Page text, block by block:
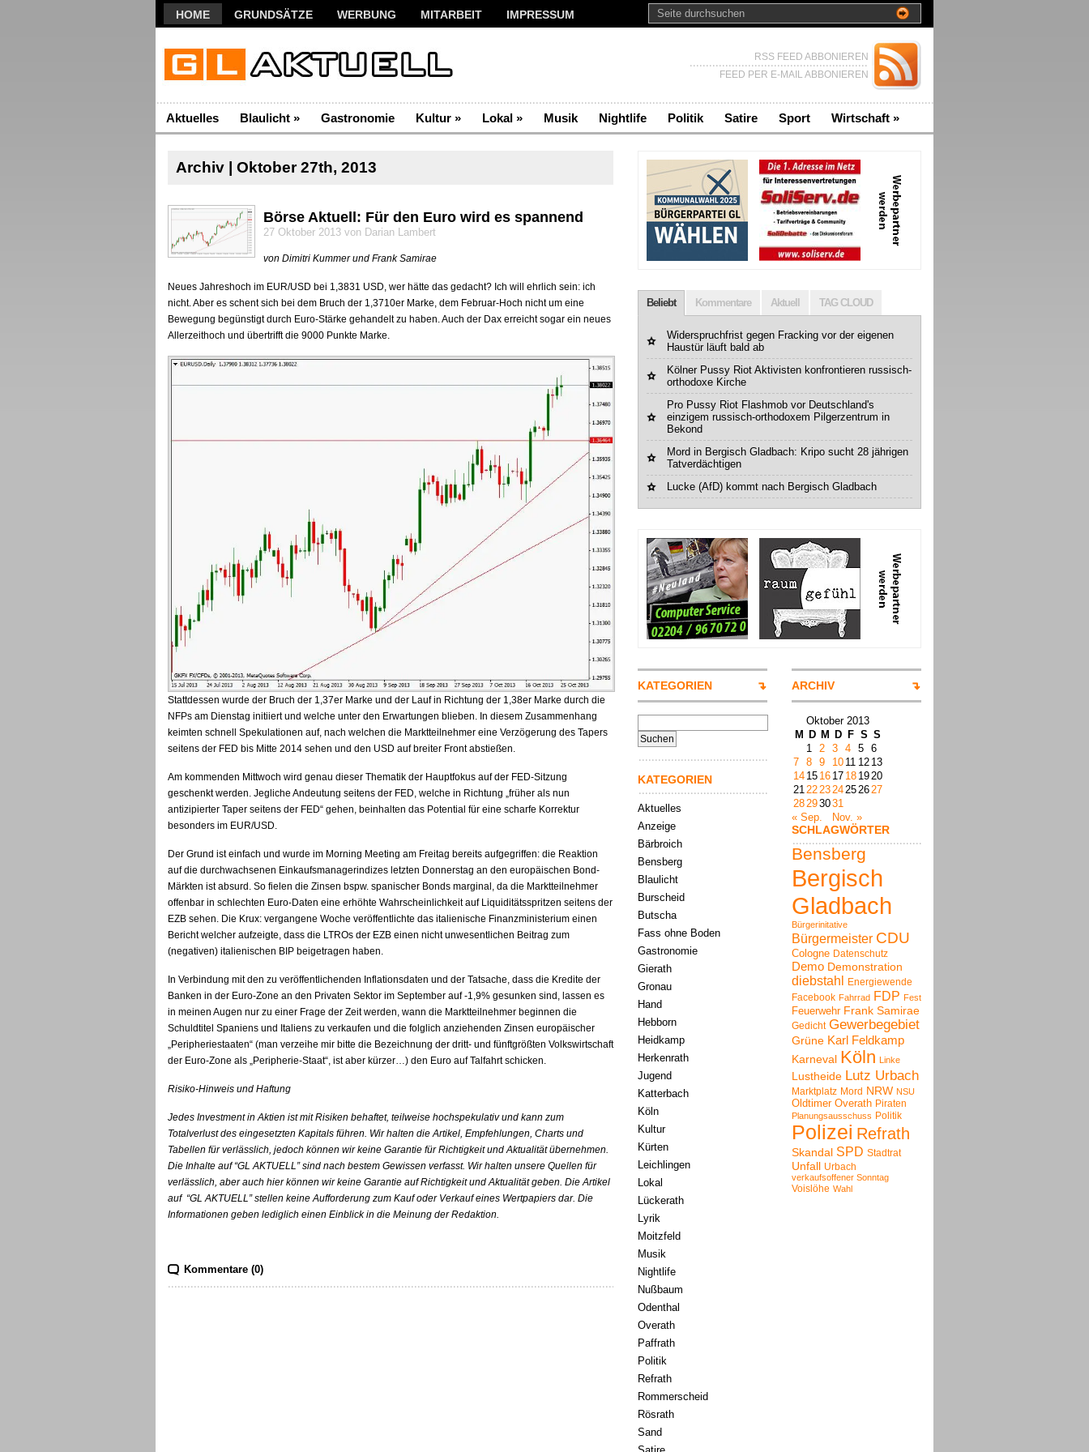
HOME GRUNDSÄTZE WERBUNG MITARBEIT IMPRESSUM
RSS FEED ABBONIEREN
FEED PER E-MAIL ABBONIEREN
Aktuelles Blaulicht » Gastronomie Kultur » Lokal » Musik Nightlife Politik Satire Sport Wirtschaft »
Archiv | Oktober 27th, 2013
Börse Aktuell: Für den Euro wird es spannend
27 Oktober 2013 von Darian Lambert
von Dimitri Kummer und Frank Samirae
Neues Jahreshoch im EUR/USD bei 1,3831 USD, wer hätte das gedacht? Ich will ehrlich sein: ich
nicht. Aber es schent sich bei dem Bruch der 1,3710er Marke, dem Februar-Hoch nicht um eine
Bewegung begünstigt durch Euro-Stärke gehandelt zu haben. Auch der Dax erreicht sogar ein neues
Allerzeithoch und übertrifft die 9000 Punkte Marke.
Stattdessen wurde der Bruch der 1,37er Marke und der Lauf in Richtung der 1,38er Marke durch die
NFPs am Dienstag initiiert und welche unter den Erwartungen blieben. In diesem Zusammenhang
keimten schnell Spekulationen auf, nach welchen die Marktteilnehmer eine Verzögerung des Tapers
seitens der FED bis Mitte 2014 sehen und den USD auf breiter Front abstießen.
Am kommenden Mittwoch wird genau dieser Thematik der Hauptfokus auf der FED-Sitzung
geschenkt werden. Jegliche Andeutung seitens der FED, welche in Richtung „früher als nun
antizipierter Taper seitens der FED“ gehen, beinhalten das Potential für eine scharfe Korrektur
besonders im EUR/USD.
Der Grund ist einfach und wurde im Morning Meeting am Freitag bereits aufgegriffen: die Reaktion
auf die durchwachsenen Einkaufsmanagerindizes letzten Donnerstag an den europäischen Bond-
Märkten ist absurd. So fielen die Zinsen bspw. spanischer Bonds marginal, da die Marktteilnehmer
offenbar in schlechten Euro-Daten eine erhöhte Wahrscheinlichkeit auf Liquiditätsspritzen seitens der
EZB sehen. Die Krux: vergangene Woche veröffentlichte das italienische Finanzministerium einen
Bericht welcher aufzeigte, dass die LTROs der EZB einen nicht unwesentlichen Beitrag zum
(negativen) italienischen BIP beigetragen haben.
In Verbindung mit den zu veröffentlichenden Inflationsdaten und der Tatsache, dass die Kredite der
Banken in der Euro-Zone an den Privaten Sektor im September auf -1,9% gesunken sind, lassen es
in meinen Augen nur zu einer Frage der Zeit werden, wann die Marktteilnehmer beginnen die
Schuldtitel Spaniens und Italiens zu verkaufen und die folglich anziehenden Zinsen europäischer
„Peripheriestaaten“ (man verzeihe mir bitte die Bezeichnung der dritt- und fünftgrößten Volkswirtschaft
der Euro-Zone als „Peripherie-Staat“, ist aber kürzer…) den Euro auf Talfahrt schicken.
Risiko-Hinweis und Haftung
Jedes Investment in Aktien ist mit Risiken behaftet, teilweise hochspekulativ und kann zum
Totalverlust des eingesetzten Kapitals führen. Wir halten die Artikel, Empfehlungen, Charts und
Tabellen für verlässlich, jedoch können wir keine Garantie für Richtigkeit und Aktualität übernehmen.
Die Inhalte auf “GL AKTUELL” sind nach bestem Gewissen verfasst. Wir halten unsere Quellen für
verlässlich, aber auch hier können wir keine Garantie auf Richtigkeit und Aktualität geben. Die Artikel
auf “GL AKTUELL”stellen keine Aufforderung zum Kauf oder Verkauf eines Wertpapiers dar. Die
Informationen geben lediglich einen Einblick in die Meinung der Redaktion.
Kommentare (0)
Beliebt Kommentare Aktuell TAG CLOUD
Widerspruchfrist gegen Fracking vor der eigenen
Haustür läuft bald ab
Kölner Pussy Riot Aktivisten konfrontieren russisch-
orthodoxe Kirche
Pro Pussy Riot Flashmob vor Deutschland's
einzigem russisch-orthodoxem Pilgerzentrum in
Bekond
Mord in Bergisch Gladbach: Kripo sucht 28 jährigen
Tatverdächtigen
Lucke (AfD) kommt nach Bergisch Gladbach
KATEGORIEN
nach:
KATEGORIEN
Aktuelles
Anzeige
Bärbroich
Bensberg
Blaulicht
Burscheid
Butscha
Fass ohne Boden
Gastronomie
Gierath
Gronau
Hand
Hebborn
Heidkamp
Herkenrath
Jugend
Katterbach
Köln
Kultur
Kürten
Leichlingen
Lokal
Lückerath
Lyrik
Moitzfeld
Musik
Nightlife
Nußbaum
Odenthal
Overath
Paffrath
Politik
Refrath
Rommerscheid
Rösrath
Sand
ARCHIV
Oktober 2013
M
D M D F S S
1 2 3 4 5 6
7 8 9 10 11 12 13
14 15 16 17 18 1920
21222324252627
28293031
« Sep.
Nov. »
SCHLAGWÖRTER
Bensberg
Bergisch
Gladbach
Bürgerinitative
Bürgermeister CDU
Cologne Datenschutz
Demo Demonstration
diebstahl Energiewende
Facebook Fahrrad FDP Fest
Feuerwehr Frank Samirae
Gedicht Gewerbegebiet
Grüne Karl Feldkamp
Karneval Köln Linke
Lustheide Lutz Urbach
Marktplatz Mord NRW NSU
Oldtimer Overath Piraten
Planungsausschuss Politik
Polizei Refrath
Skandal SPD Stadtrat
Unfall Urbach
verkaufsoffener Sonntag
Voislöhe Wahl